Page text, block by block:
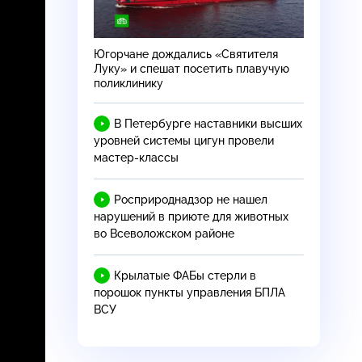
Югорчане дождались «Святителя
Луку» и спешат посетить плавучую
поликлинику
В Петербурге наставники высших
уровней системы цигун провели
мастер-классы
Росприроднадзор не нашел
нарушений в приюте для животных
во Всеволожском районе
Крылатые ФАБы стерли в
порошок пункты управления БПЛА
ВСУ